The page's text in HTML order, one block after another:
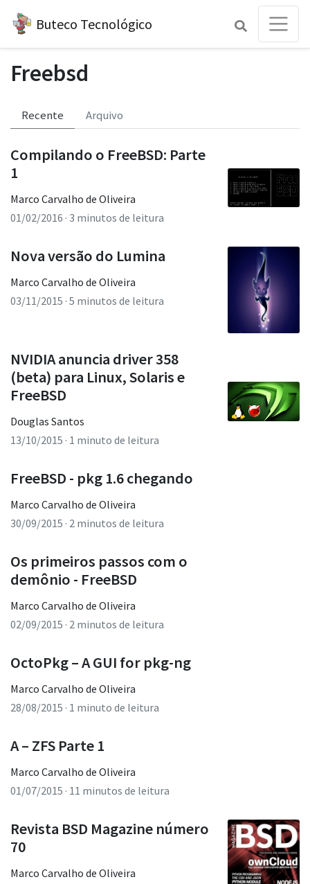
Buteco Tecnológico
Freebsd
Recente Arquivo
Compilando o FreeBSD: Parte
1
Marco Carvalho de Oliveira
01/02/2016 · 3 minutos de leitura
Nova versão do Lumina
Marco Carvalho de Oliveira
03/11/2015 · 5 minutos de leitura
NVIDIA anuncia driver 358
(beta) para Linux, Solaris e
FreeBSD
Douglas Santos
13/10/2015 · 1 minuto de leitura
FreeBSD - pkg 1.6 chegando
Marco Carvalho de Oliveira
30/09/2015 · 2 minutos de leitura
Os primeiros passos com o
demônio - FreeBSD
Marco Carvalho de Oliveira
02/09/2015 · 2 minutos de leitura
OctoPkg – A GUI for pkg-ng
Marco Carvalho de Oliveira
28/08/2015 · 1 minuto de leitura
A – ZFS Parte 1
Marco Carvalho de Oliveira
01/07/2015 · 11 minutos de leitura
Revista BSD Magazine número
70
Marco Carvalho de Oliveira